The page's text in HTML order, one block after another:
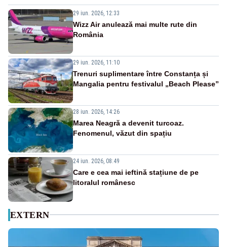
29 iun. 2026, 12:33
Wizz Air anulează mai multe rute din
România
29 iun. 2026, 11:10
Trenuri suplimentare între Constanța și
Mangalia pentru festivalul „Beach Please”
28 iun. 2026, 14:26
Marea Neagră a devenit turcoaz.
Fenomenul, văzut din spațiu
24 iun. 2026, 08:49
Care e cea mai ieftină stațiune de pe
litoralul românesc
EXTERN